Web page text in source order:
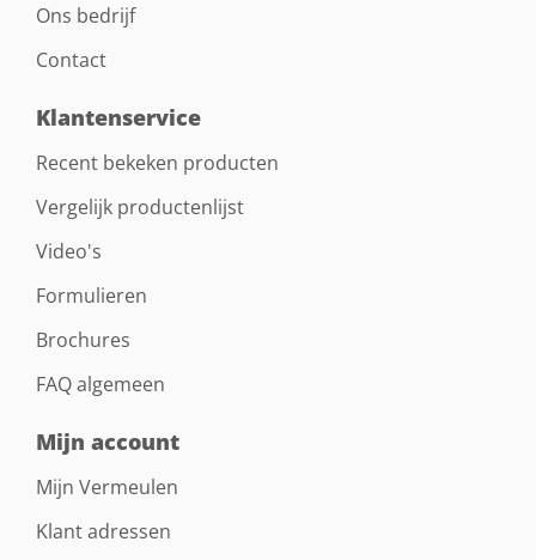
Ons bedrijf
Contact
Klantenservice
Recent bekeken producten
Vergelijk productenlijst
Video's
Formulieren
Brochures
FAQ algemeen
Mijn account
Mijn Vermeulen
Klant adressen